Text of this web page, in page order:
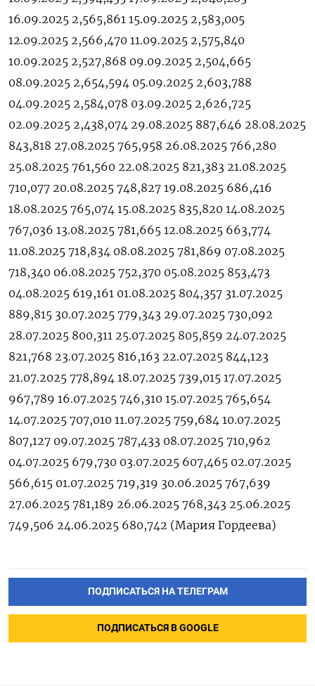
16.09.2025 2,565,861 15.09.2025 2,583,005
12.09.2025 2,566,470 11.09.2025 2,575,840
10.09.2025 2,527,868 09.09.2025 2,504,665
08.09.2025 2,654,594 05.09.2025 2,603,788
04.09.2025 2,584,078 03.09.2025 2,626,725
02.09.2025 2,438,074 29.08.2025 887,646 28.08.2025
843,818 27.08.2025 765,958 26.08.2025 766,280
25.08.2025 761,560 22.08.2025 821,383 21.08.2025
710,077 20.08.2025 748,827 19.08.2025 686,416
18.08.2025 765,074 15.08.2025 835,820 14.08.2025
767,036 13.08.2025 781,665 12.08.2025 663,774
11.08.2025 718,834 08.08.2025 781,869 07.08.2025
718,340 06.08.2025 752,370 05.08.2025 853,473
04.08.2025 619,161 01.08.2025 804,357 31.07.2025
889,815 30.07.2025 779,343 29.07.2025 730,092
28.07.2025 800,311 25.07.2025 805,859 24.07.2025
821,768 23.07.2025 816,163 22.07.2025 844,123
21.07.2025 778,894 18.07.2025 739,015 17.07.2025
967,789 16.07.2025 746,310 15.07.2025 765,654
14.07.2025 707,010 11.07.2025 759,684 10.07.2025
807,127 09.07.2025 787,433 08.07.2025 710,962
04.07.2025 679,730 03.07.2025 607,465 02.07.2025
566,615 01.07.2025 719,319 30.06.2025 767,639
27.06.2025 781,189 26.06.2025 768,343 25.06.2025
749,506 24.06.2025 680,742 (Мария ‌Гордеева)
ПОДПИСАТЬСЯ НА ТЕЛЕГРАМ
ПОДПИСАТЬСЯ В GOOGLE